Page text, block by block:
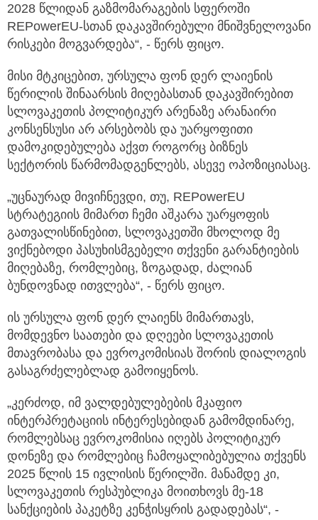
2028 წლიდან გაზმომარაგების სფეროში
REPowerEU-სთან დაკავშირებული მნიშვნელოვანი
რისკები მოგვარდება“, - წერს ფიცო.
მისი მტკიცებით, ურსულა ფონ დერ ლაიენის
წერილის შინაარსის მიღებასთან დაკავშირებით
სლოვაკეთის პოლიტიკურ არენაზე არანაირი
კონსენსუსი არ არსებობს და უარყოფითი
დამოკიდებულება აქვთ როგორც ბიზნეს
სექტორის წარმომადგენლებს, ასევე ოპოზიციასაც.
„უცნაურად მივიჩნევდი, თუ, REPowerEU
სტრატეგიის მიმართ ჩემი აშკარა უარყოფის
გათვალისწინებით, სლოვაკეთში მხოლოდ მე
ვიქნებოდი პასუხისმგებელი თქვენი გარანტიების
მიღებაზე, რომლებიც, ზოგადად, ძალიან
ბუნდოვნად ითვლება“, - წერს ფიცო.
ის ურსულა ფონ დერ ლაიენს მიმართავს,
მომდევნო საათები და დღეები სლოვაკეთის
მთავრობასა და ევროკომისიას შორის დიალოგის
გასაგრძელებლად გამოიყენოს.
„კერძოდ, იმ ვალდებულებების მკაფიო
ინტერპრეტაციის ინტერესებიდან გამომდინარე,
რომლებსაც ევროკომისია იღებს პოლიტიკურ
დონეზე და რომლებიც ჩამოყალიბებულია თქვენს
2025 წლის 15 ივლისის წერილში. მანამდე კი,
სლოვაკეთის რესპუბლიკა მოითხოვს მე-18
სანქციების პაკეტზე კენჭისყრის გადადებას“, -